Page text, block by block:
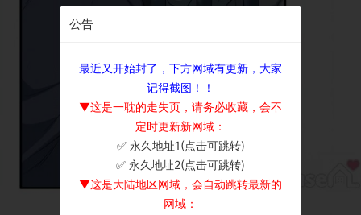
公告
最近又开始封了，下方网域有更新，大家
记得截图！！
▼这是一耽的走失页，请务必收藏，会不
定时更新新网域：
✅ 永久地址1(点击可跳转)
✅ 永久地址2(点击可跳转)
▼这是大陆地区网域，会自动跳转最新的
网域：